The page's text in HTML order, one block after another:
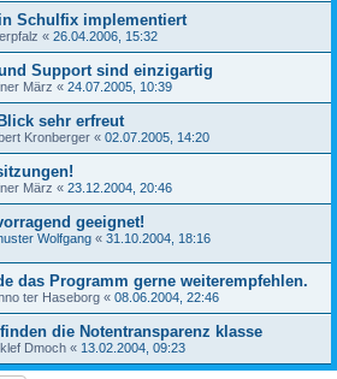
Schulfix implementiert
« 26.04.2006, 15:32
Support sind einzigartig
März « 24.07.2005, 10:39
sehr erfreut
Kronberger « 02.07.2005, 14:20
März « 23.12.2004, 20:46
geeignet!
Wolfgang « 31.10.2004, 18:16
das Programm gerne weiterempfehlen.
ter Haseborg « 08.06.2004, 22:46
die Notentransparenz klasse
Dmoch « 13.02.2004, 09:23